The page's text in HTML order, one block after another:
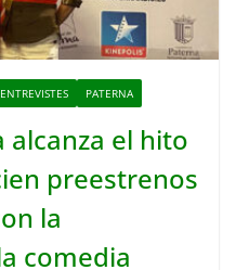
ENTREVISTES PATERNA
alcanza el hito
preestrenos
la
comedia